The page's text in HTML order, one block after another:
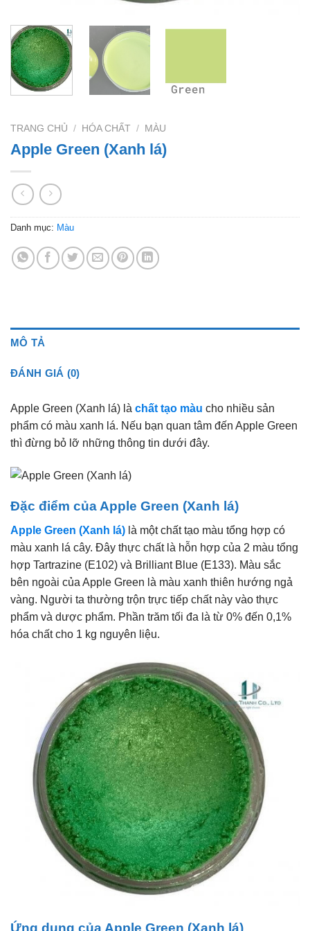
TRANG CHỦ / HÓA CHẤT / MÀU
Apple Green (Xanh lá)
Danh mục: Màu
MÔ TẢ
ĐÁNH GIÁ (0)
Apple Green (Xanh lá) là chất tạo màu cho nhiều sản
phẩm có màu xanh lá. Nếu bạn quan tâm đến Apple Green
thì đừng bỏ lỡ những thông tin dưới đây.
Đặc điểm của Apple Green (Xanh lá)
Apple Green (Xanh lá) là một chất tạo màu tổng hợp có
màu xanh lá cây. Đây thực chất là hỗn hợp của 2 màu tổng
hợp Tartrazine (E102) và Brilliant Blue (E133). Màu sắc
bên ngoài của Apple Green là màu xanh thiên hướng ngả
vàng. Người ta thường trộn trực tiếp chất này vào thực
phẩm và dược phẩm. Phần trăm tối đa là từ 0% đến 0,1%
hóa chất cho 1 kg nguyên liệu.